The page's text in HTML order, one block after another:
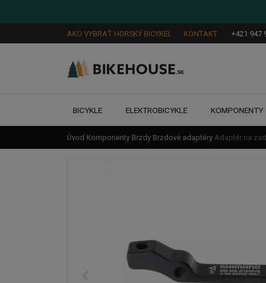
AKO VYBRAŤ HORSKÝ BICYKEL KONTAKT +421 947
BICYKLE ELEKTROBICYKLE KOMPONENTY
Úvod Komponenty Brzdy Brzdové adaptéry Adaptér na